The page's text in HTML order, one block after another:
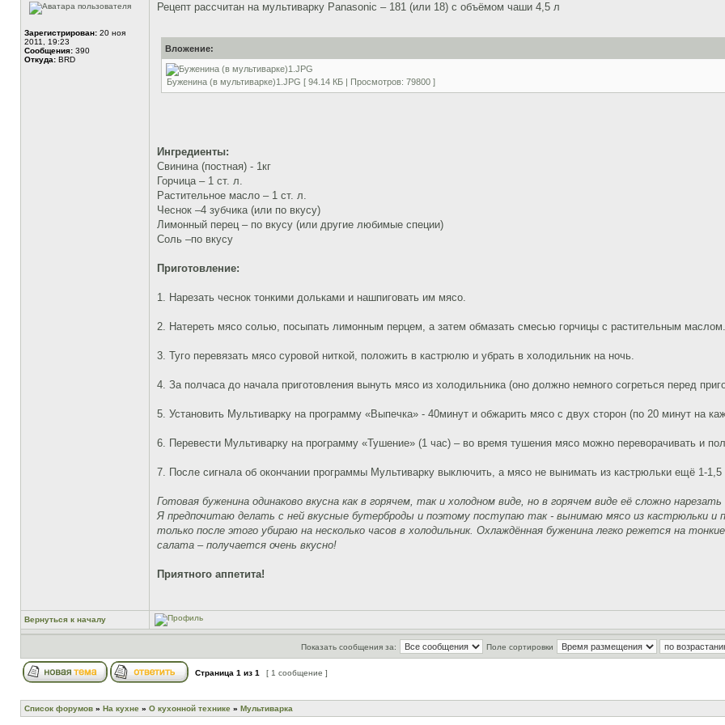
Зарегистрирован: 20 ноя
2011, 19:23
Сообщения: 390
Откуда: BRD
Рецепт рассчитан на мультиварку Рanasonic – 181 (или 18) с объёмом чаши 4,5 л
Вложение:
Буженина (в мультиварке)1.JPG [ 94.14 КБ | Просмотров: 79800 ]
Ингредиенты:
Свинина (постная) - 1кг
Горчица – 1 ст. л.
Растительное масло – 1 ст. л.
Чеснок –4 зубчика (или по вкусу)
Лимонный перец – по вкусу (или другие любимые специи)
Соль –по вкусу
Приготовление:
1. Нарезать чеснок тонкими дольками и нашпиговать им мясо.
2. Натереть мясо солью, посыпать лимонным перцем, а затем обмазать смесью горчицы с растительным маслом.
3. Туго перевязать мясо суровой ниткой, положить в кастрюлю и убрать в холодильник на ночь.
4. За полчаса до начала приготовления вынуть мясо из холодильника (оно должно немного согреться перед
5. Установить Мультиварку на программу «Выпечка» - 40минут и обжарить мясо с двух сторон (по 20 минут на
6. Перевести Мультиварку на программу «Тушение» (1 час) – во время тушения мясо можно переворачивать и
7. После сигнала об окончании программы Мультиварку выключить, а мясо не вынимать из кастрюльки ещё 1-1,5
Готовая буженина одинаково вкусна как в горячем, так и холодном виде, но в горячем виде её сложно нарезать
Я предпочитаю делать с ней вкусные бутерброды и поэтому поступаю так - вынимаю мясо из кастрюльки
только после этого убираю на несколько часов в холодильник. Охлаждённая буженина легко режется на
салата – получается очень вкусно!
Приятного аппетита!
Вернуться к началу
Показать сообщения за: Поле сортировки
Страница 1 из 1 [ 1 сообщение ]
Список форумов » На кухне » О кухонной технике » Мультиварка